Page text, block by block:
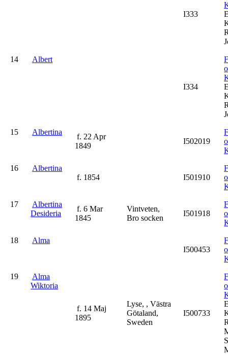
I333
14 Albert
I334
15 Albertina
f. 22 Apr
1849
I502019
16
Albertina
f. 1854
I501910
17
Albertina
Desideria
f. 6 Mar
1845
Vintveten,
Bro socken
I501918
18
Alma
I500453
19
Alma
Wiktoria
f. 14 Maj
1895
Lyse, , Västra
Götaland,
Sweden
I500733